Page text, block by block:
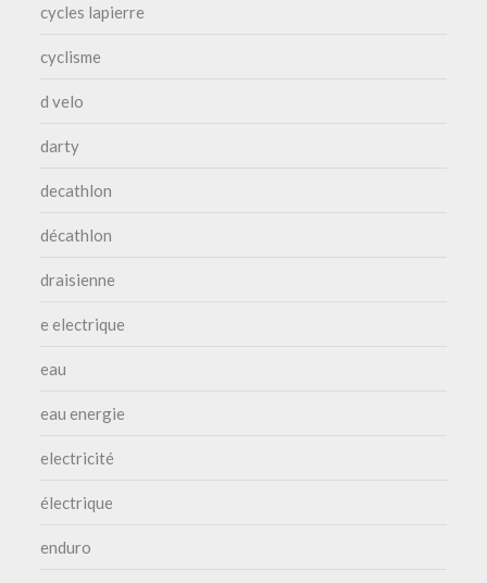
cycles lapierre
cyclisme
d velo
darty
decathlon
décathlon
draisienne
e electrique
eau
eau energie
electricité
électrique
enduro